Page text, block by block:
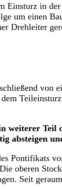
Einsturz in
um einen
Drehleiter
von
weiterer Teil
absteigen
Pontifikats
oberen
Seit